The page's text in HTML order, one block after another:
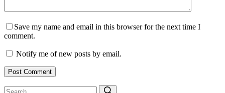
Save my name and email in this browser for the next time I
comment.
Notify me of new posts by email.
Post Comment